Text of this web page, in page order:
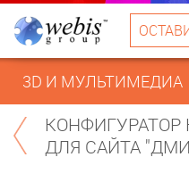
3D И МУЛЬТИМЕДИА
ДЛЯ САЙТА